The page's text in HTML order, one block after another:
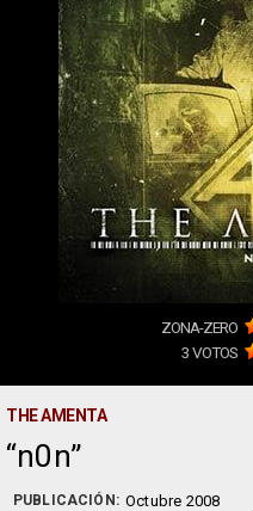
ZONA-ZERO
3VOTOS
THE AMENTA
n0n
PUBLICACIÓN: Octubre 2008